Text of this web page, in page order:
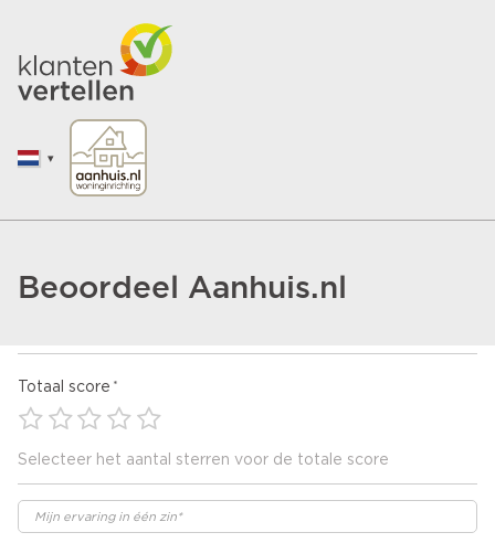
Beoordeel Aanhuis.nl
Totaal score
Selecteer het aantal sterren voor de totale score